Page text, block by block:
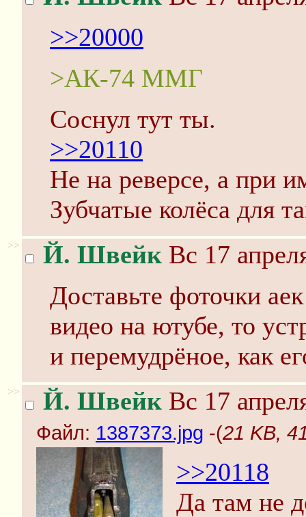
>>20000
>АК-74 ММГ
Соснул тут ты.
>>20110
Не на реверсе, а при
Зубчатые колёса для
>> Й. Швейк Вс 17
Доставьте фоточки
видео на ютубе, то
и перемудрёное, как
>> Й. Швейк Вс 17
Файл: 1387373.jpg -(21 KB,
>>20118
Да там не